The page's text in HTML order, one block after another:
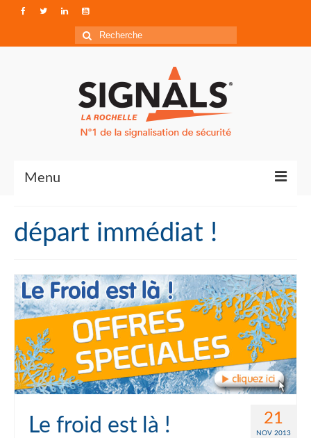
Rechercher
:
Menu
Qui sommes-nous ?
Accéder à Signals
départ immédiat !
21
NOV 2013
Le froid est là !